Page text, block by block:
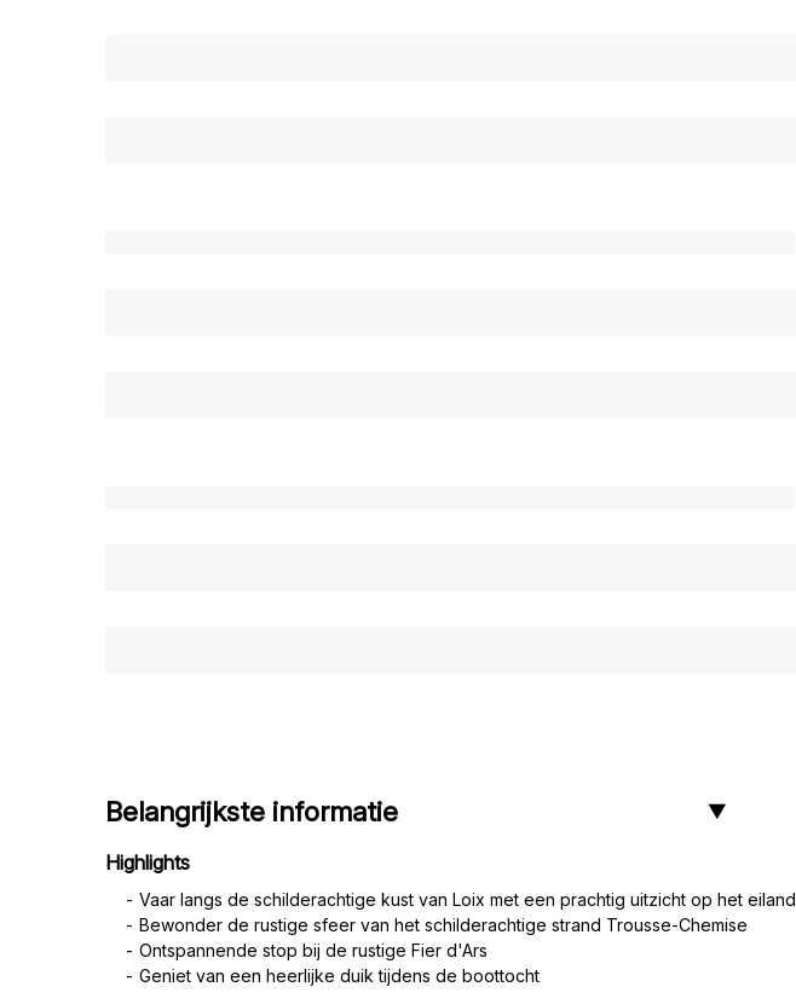
Belangrijkste informatie
Highlights
Vaar langs de schilderachtige kust van Loix met een prachtig uitzicht op het eiland
Bewonder de rustige sfeer van het schilderachtige strand Trousse-Chemise
Ontspannende stop bij de rustige Fier d'Ars
Geniet van een heerlijke duik tijdens de boottocht